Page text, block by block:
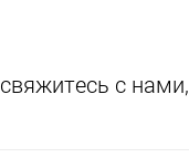
с нами,